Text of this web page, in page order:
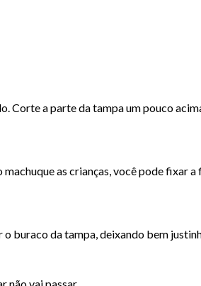
Corte a parte da tampa um pouco
as crianças, você pode fixar
o buraco da tampa, deixando bem